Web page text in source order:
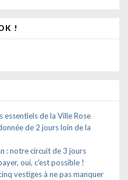
!
essentiels de la Ville Rose
de 2 jours loin de la
: notre circuit de 3 jours
oui, c'est possible !
vestiges à ne pas manquer